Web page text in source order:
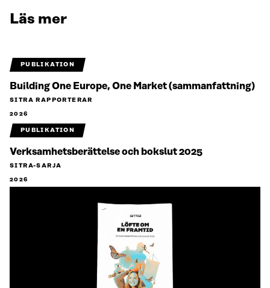
Läs mer
PUBLIKATION
Building One Europe, One Market (sammanfattning)
SITRA RAPPORTERAR
2026
PUBLIKATION
Verksamhetsberättelse och bokslut 2025
SITRA-SARJA
2026